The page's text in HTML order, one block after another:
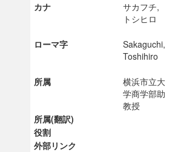
カナ
サカフチ,
トシヒロ
ローマ字
Sakaguchi,
Toshihiro
所属
横浜市立大
学商学部助
教授
所属(翻訳)
役割
外部リンク